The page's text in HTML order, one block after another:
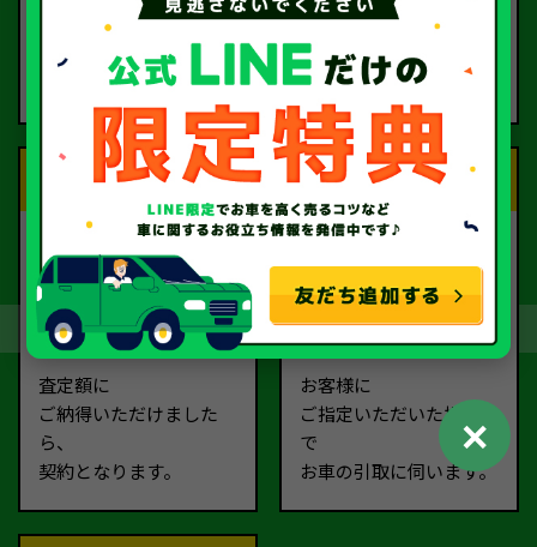
お電話または査定フォー
ムより
ご依頼ください。
査定のプロが
お電話で回答いたしま
す。
Step.3
契約
査定額に
ご納得いただけました
ら、
契約となります。
Step.4
お引取り
お客様に
ご指定いただいた場所ま
で
お車の引取に伺います。
✕